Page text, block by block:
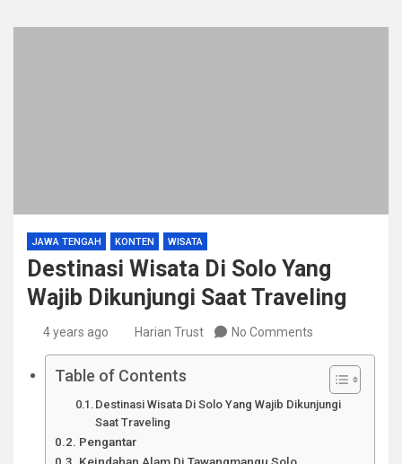
JAWA TENGAH KONTEN WISATA
Destinasi Wisata Di Solo Yang
Wajib Dikunjungi Saat Traveling
4 years ago Harian Trust No Comments
Table of Contents
Destinasi Wisata Di Solo Yang Wajib Dikunjungi
Saat Traveling
Pengantar